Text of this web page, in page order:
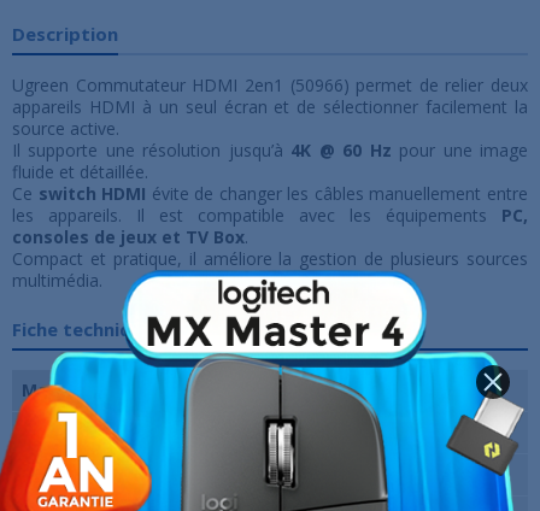
Description
Ugreen Commutateur HDMI 2en1 (50966) permet de relier deux
appareils HDMI à un seul écran et de sélectionner facilement la
source active.
Il supporte une résolution jusqu’à 4K @ 60 Hz pour une image
fluide et détaillée.
Ce switch HDMI évite de changer les câbles manuellement entre
les appareils. Il est compatible avec les équipements PC,
consoles de jeux et TV Box.
Compact et pratique, il améliore la gestion de plusieurs sources
multimédia.
Fiche technique
Matériau
Silicone, Plastique
Résolution Max
4K @ 60 Hz
Couleur
Noir